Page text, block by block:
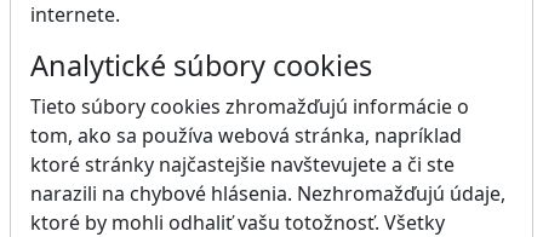
internete.
Analytické súbory cookies
Tieto súbory cookies zhromažďujú informácie o
tom, ako sa používa webová stránka, napríklad
ktoré stránky najčastejšie navštevujete a či ste
narazili na chybové hlásenia. Nezhromažďujú údaje,
ktoré by mohli odhaliť vašu totožnosť. Všetky